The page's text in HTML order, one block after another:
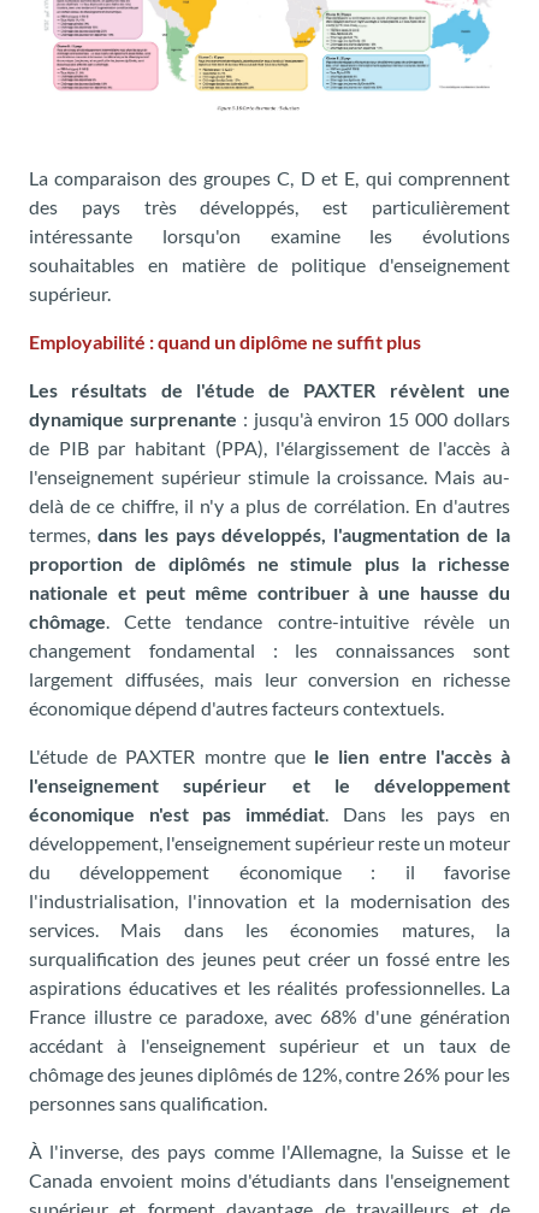
La comparaison des groupes C, D et E, qui comprennent
des pays très développés, est particulièrement
intéressante lorsqu'on examine les évolutions
souhaitables en matière de politique d'enseignement
supérieur.
Employabilité : quand un diplôme ne suffit plus
Les résultats de l'étude de PAXTER révèlent une
dynamique surprenante : jusqu'à environ 15 000 dollars
de PIB par habitant (PPA), l'élargissement de l'accès à
l'enseignement supérieur stimule la croissance. Mais au-
delà de ce chiffre, il n'y a plus de corrélation. En d'autres
termes, dans les pays développés, l'augmentation de la
proportion de diplômés ne stimule plus la richesse
nationale et peut même contribuer à une hausse du
chômage. Cette tendance contre-intuitive révèle un
changement fondamental : les connaissances sont
largement diffusées, mais leur conversion en richesse
économique dépend d'autres facteurs contextuels.
L'étude de PAXTER montre que le lien entre l'accès à
l'enseignement supérieur et le développement
économique n'est pas immédiat. Dans les pays en
développement, l'enseignement supérieur reste un moteur
du développement économique : il favorise
l'industrialisation, l'innovation et la modernisation des
services. Mais dans les économies matures, la
surqualification des jeunes peut créer un fossé entre les
aspirations éducatives et les réalités professionnelles. La
France illustre ce paradoxe, avec 68% d'une génération
accédant à l'enseignement supérieur et un taux de
chômage des jeunes diplômés de 12%, contre 26% pour les
personnes sans qualification.
À l'inverse, des pays comme l'Allemagne, la Suisse et le
Canada envoient moins d'étudiants dans l'enseignement